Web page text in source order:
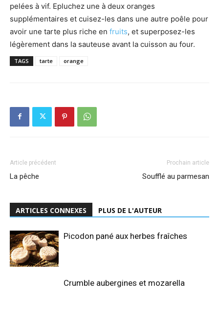
pelées à vif. Epluchez une à deux oranges
supplémentaires et cuisez-les dans une autre poêle pour
avoir une tarte plus riche en fruits, et superposez-les
légèrement dans la sauteuse avant la cuisson au four.
TAGS tarte orange
Article précédent
La pêche
Prochain article
Soufflé au parmesan
ARTICLES CONNEXES PLUS DE L'AUTEUR
Picodon pané aux herbes fraîches
Crumble aubergines et mozarella